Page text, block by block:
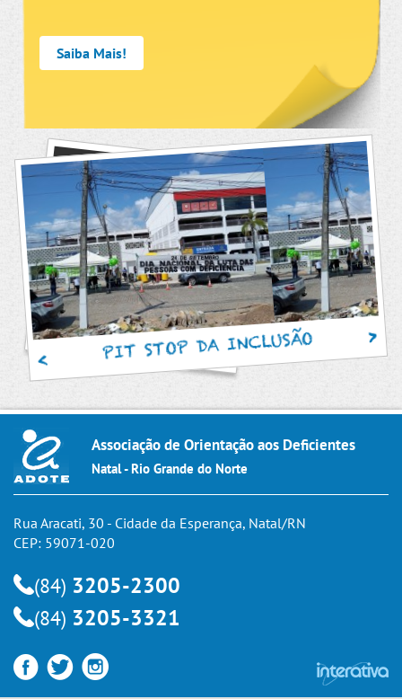
Saiba Mais!
PIT STOP DA INCLUSÃO
Associação de Orientação aos Deficientes
Natal - Rio Grande do Norte
Rua Aracati, 30 - Cidade da Esperança, Natal/RN
CEP: 59071-020
(84) 3205-2300
(84) 3205-3321